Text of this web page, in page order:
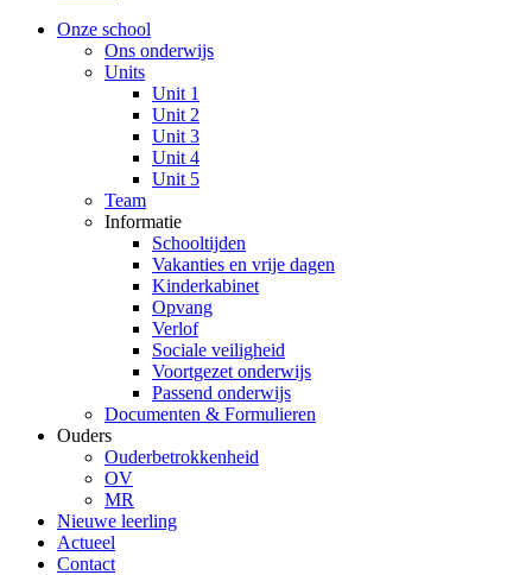
Onze school
Ons onderwijs
Units
Unit 1
Unit 2
Unit 3
Unit 4
Unit 5
Team
Informatie
Schooltijden
Vakanties en vrije dagen
Kinderkabinet
Opvang
Verlof
Sociale veiligheid
Voortgezet onderwijs
Passend onderwijs
Documenten & Formulieren
Ouders
Ouderbetrokkenheid
OV
MR
Nieuwe leerling
Actueel
Contact